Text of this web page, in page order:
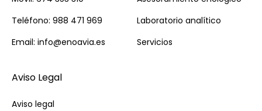
Teléfono: 988 471 969
Email: info@enoavia.es
Laboratorio analítico
Servicios
Aviso Legal
Aviso legal